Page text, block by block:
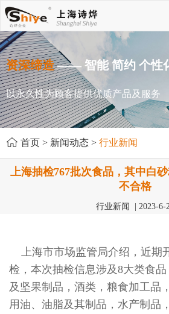
资深缔造—— 智能 简约 个性
以永久性为顾客提供优质产品及服务
首页 > 新闻动态 > 行业新闻
上海抽检767批次食品，其中白
不合格
行业新闻 | 2023-6-
上海市市场监管局介绍，近期
检，本次抽检信息涉及8大类食
及坚果制品，酒类，粮食加工品
用油、油脂及其制品，水产制品